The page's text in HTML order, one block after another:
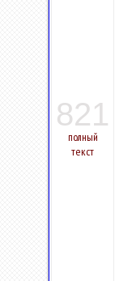
821
полный
текст